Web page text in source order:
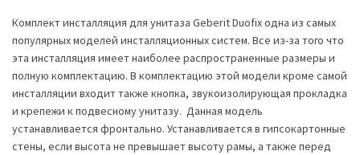
Комплект инсталляция для унитаза Geberit Duofix одна из самых
популярных моделей инсталляционных систем. Все из-за того что
эта инсталляция имеет наиболее распространенные размеры и
полную комплектацию. В комплектацию этой модели кроме самой
инсталляции входит также кнопка, звукоизолирующая прокладка
и крепежи к подвесному унитазу. Данная модель
устанавливается фронтально. Устанавливается в гипсокартонные
стены, если высота не превышает высоту рамы, а также перед